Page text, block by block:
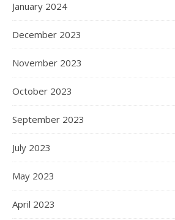
January 2024
December 2023
November 2023
October 2023
September 2023
July 2023
May 2023
April 2023